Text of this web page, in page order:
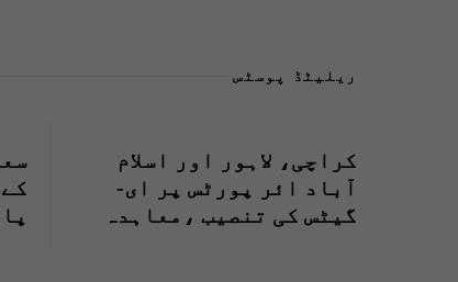
ریلیٹڈ پوسٹس
کراچی، لاہور اور اسلام
آباد ائر پورٹس پر ای-
گیٹس کی تنصیب ،معاہدہ